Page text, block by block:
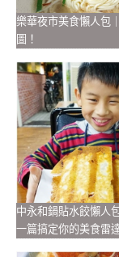
樂華夜市美食懶人包
圖！
中永和鍋貼水餃懶人
一篇搞定你的美食雷